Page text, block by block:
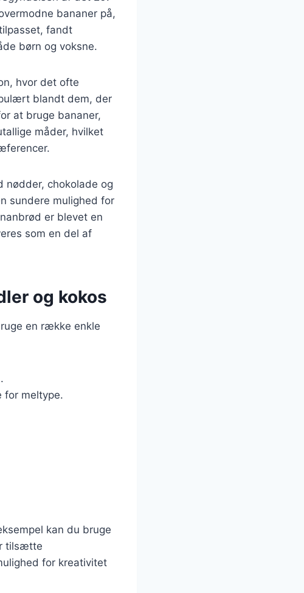
bananer på,
fandt
børn og voksne.
hvor det ofte
blandt dem, der
at bruge bananer,
måder, hvilket
nødder, chokolade og
sundere mulighed for
er blevet en
som en del af
og kokos
en række enkle
meltype.
kan du bruge
tilsætte
for kreativitet